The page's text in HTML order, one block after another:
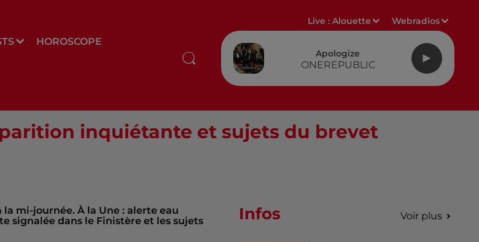
HOROSCOPE
Live :Alouette Webradios
Apologize
ONEREPUBLIC
inquiétante et sujets du brevet
mi-journée. À la Une : alerte eau
signalée dans le Finistère et les sujets
Infos Voir plus